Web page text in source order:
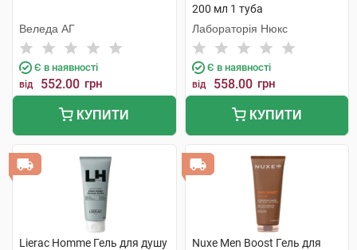
Веледа АГ
Є в наявності
від 552.00 грн
КУПИТИ
200 мл 1 туба
Лабораторія Нюкс
Є в наявності
від 558.00 грн
КУПИТИ
Lierac Homme Гель для душу
Nuxe Men Boost Гель для